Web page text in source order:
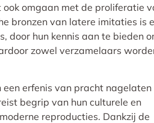
omgaan met de proliferatie
bronzen van latere imitaties is
door hun kennis aan te bieden
zowel verzamelaars
erfenis van pracht nagelaten
begrip van hun culturele en
reproducties. Dankzij de